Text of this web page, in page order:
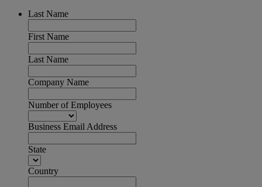
Last Name
First Name
Last Name
Company Name
Number of Employees
Business Email Address
State
Country